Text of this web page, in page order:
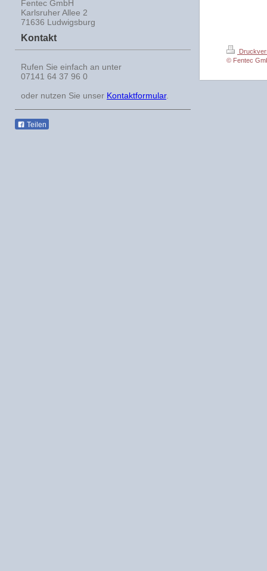
Fentec GmbH
Karlsruher Allee 2
71636 Ludwigsburg
Kontakt
Rufen Sie einfach an unter
07141 64 37 96 0
oder nutzen Sie unser Kontaktformular.
Teilen
© Fentec